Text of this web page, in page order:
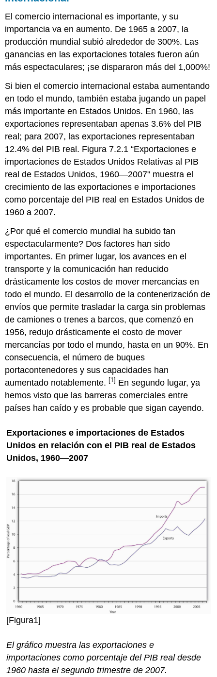
El comercio internacional es importante, y su
importancia va en aumento. De 1965 a 2007, la
producción mundial subió alrededor de 300%. Las
ganancias en las exportaciones totales fueron aún
más espectaculares; ¡se dispararon más del 1,000%!
Si bien el comercio internacional estaba aumentando
en todo el mundo, también estaba jugando un papel
más importante en Estados Unidos. En 1960, las
exportaciones representaban apenas 3.6% del PIB
real; para 2007, las exportaciones representaban
12.4% del PIB real. Figura 7.2.1 “Exportaciones e
importaciones de Estados Unidos Relativas al PIB
real de Estados Unidos, 1960—2007" muestra el
crecimiento de las exportaciones e importaciones
como porcentaje del PIB real en Estados Unidos de
1960 a 2007.
¿Por qué el comercio mundial ha subido tan
espectacularmente? Dos factores han sido
importantes. En primer lugar, los avances en el
transporte y la comunicación han reducido
drásticamente los costos de mover mercancías en
todo el mundo. El desarrollo de la contenerización de
envíos que permite trasladar la carga sin problemas
de camiones o trenes a barcos, que comenzó en
1956, redujo drásticamente el costo de mover
mercancías por todo el mundo, hasta en un 90%. En
consecuencia, el número de buques
portacontenedores y sus capacidades han
aumentado notablemente. [1] En segundo lugar, ya
hemos visto que las barreras comerciales entre
países han caído y es probable que sigan cayendo.
Exportaciones e importaciones de Estados
Unidos en relación con el PIB real de Estados
Unidos, 1960—2007
[Figura1]
El gráfico muestra las exportaciones e
importaciones como porcentaje del PIB real desde
1960 hasta el segundo trimestre de 2007.